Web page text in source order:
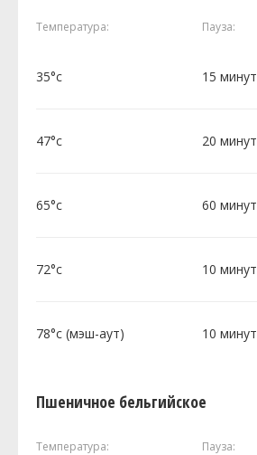
Температура: Пауза:
35°c 15 минут
47°c 20 минут
65°c 60 минут
72°c 10 минут
78°c (мэш-аут) 10 минут
Пшеничное бельгийское
Температура: Пауза: